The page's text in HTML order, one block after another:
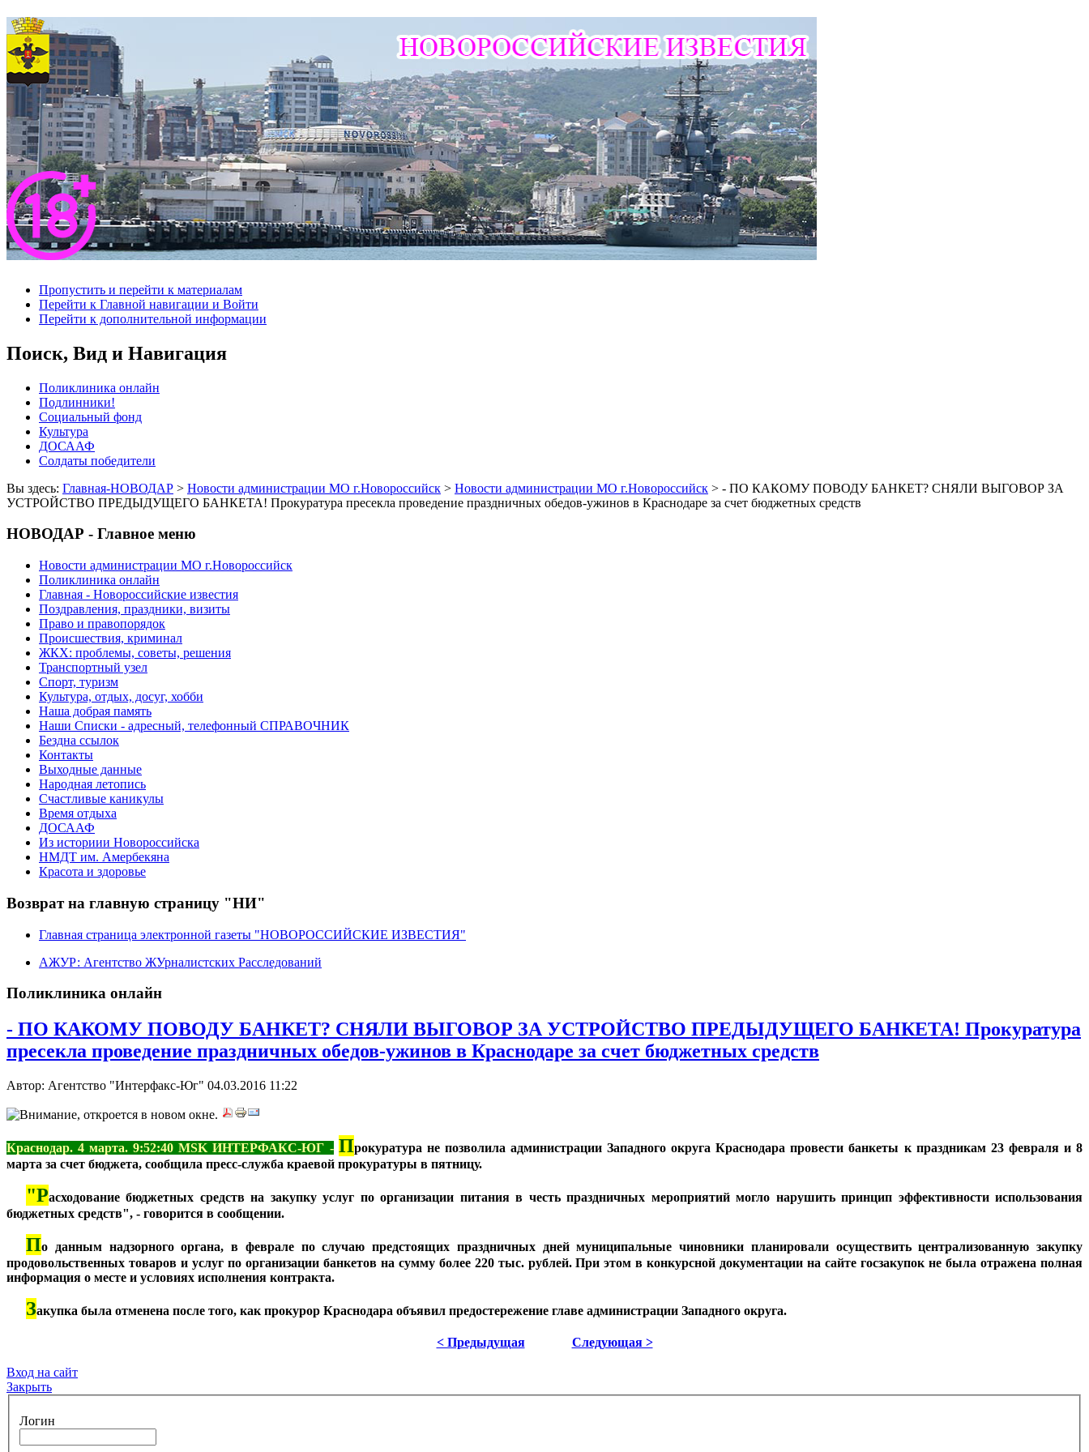
Пропустить и перейти к материалам
Перейти к Главной навигации и Войти
Перейти к дополнительной информации
Поиск, Вид и Навигация
Поликлиника онлайн
Подлинники!
Социальный фонд
Культура
ДОСААФ
Солдаты победители
Вы здесь: Главная-НОВОДАР > Новости администрации МО г.Новороссийск > Новости администрации МО г.Новороссийск > - ПО КАКОМУ ПОВОДУ БАНКЕТ? СНЯЛИ ВЫГОВОР ЗА
УСТРОЙСТВО ПРЕДЫДУЩЕГО БАНКЕТА! Прокуратура пресекла проведение праздничных обедов-ужинов в Краснодаре за счет бюджетных средств
НОВОДАР - Главное меню
Новости администрации МО г.Новороссийск
Поликлиника онлайн
Главная - Новороссийские известия
Поздравления, праздники, визиты
Право и правопорядок
Происшествия, криминал
ЖКХ: проблемы, советы, решения
Транспортный узел
Спорт, туризм
Культура, отдых, досуг, хобби
Наша добрая память
Наши Списки - адресный, телефонный СПРАВОЧНИК
Бездна ссылок
Контакты
Выходные данные
Народная летопись
Счастливые каникулы
Время отдыха
ДОСААФ
Из историии Новороссийска
НМДТ им. Амербекяна
Красота и здоровье
Возврат на главную страницу "НИ"
Главная страница электронной газеты "НОВОРОССИЙСКИЕ ИЗВЕСТИЯ"
АЖУР: Агентство ЖУрналистских Расследований
Поликлиника онлайн
- ПО КАКОМУ ПОВОДУ БАНКЕТ? СНЯЛИ ВЫГОВОР ЗА УСТРОЙСТВО ПРЕДЫДУЩЕГО БАНКЕТА! Прокуратура
пресекла проведение праздничных обедов-ужинов в Краснодаре за счет бюджетных средств
Автор: Агентство "Интерфакс-Юг" 04.03.2016 11:22
Краснодар. 4 марта. 9:52:40 MSK ИНТЕРФАКС-ЮГ - Прокуратура не позволила администрации Западного округа Краснодара провести банкеты к праздникам 23 февраля и 8
марта за счет бюджета, сообщила пресс-служба краевой прокуратуры в пятницу.
"Расходование бюджетных средств на закупку услуг по организации питания в честь праздничных мероприятий могло нарушить принцип эффективности использования
бюджетных средств", - говорится в сообщении.
По данным надзорного органа, в феврале по случаю предстоящих праздничных дней муниципальные чиновники планировали осуществить централизованную закупку
продовольственных товаров и услуг по организации банкетов на сумму более 220 тыс. рублей. При этом в конкурсной документации на сайте госзакупок не была отражена полная
информация о месте и условиях исполнения контракта.
Закупка была отменена после того, как прокурор Краснодара объявил предостережение главе администрации Западного округа.
< Предыдущая Следующая >
Вход на сайт
Закрыть
Логин